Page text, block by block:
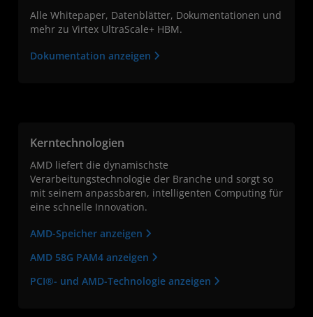
Alle Whitepaper, Datenblätter, Dokumentationen und
mehr zu Virtex UltraScale+ HBM.
Dokumentation anzeigen
Kerntechnologien
AMD liefert die dynamischste
Verarbeitungstechnologie der Branche und sorgt so
mit seinem anpassbaren, intelligenten Computing für
eine schnelle Innovation.
AMD-Speicher anzeigen
AMD 58G PAM4 anzeigen
PCI®- und AMD-Technologie anzeigen